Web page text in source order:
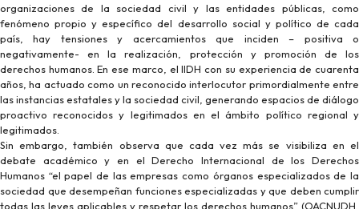
organizaciones de la sociedad civil y las entidades públicas, como
fenómeno propio y específico del desarrollo social y político de cada
país, hay tensiones y acercamientos que inciden – positiva o
negativamente- en la realización, protección y promoción de los
derechos humanos. En ese marco, el IIDH con su experiencia de cuarenta
años, ha actuado como un reconocido interlocutor primordialmente entre
las instancias estatales y la sociedad civil, generando espacios de diálogo
proactivo reconocidos y legitimados en el ámbito político regional y
legitimados.
Sin embargo, también observa que cada vez más se visibiliza en el
debate académico y en el Derecho Internacional de los Derechos
Humanos “el papel de las empresas como órganos especializados de la
sociedad que desempeñan funciones especializadas y que deben cumplir
todas las leyes aplicables y respetar los derechos humanos” (OACNUDH,